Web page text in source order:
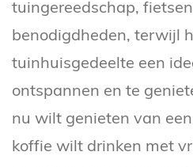
tuingereedschap,
benodigdheden, terwijl
tuinhuisgedeelte een
ontspannen en te
nu wilt genieten van
koffie wilt drinken met